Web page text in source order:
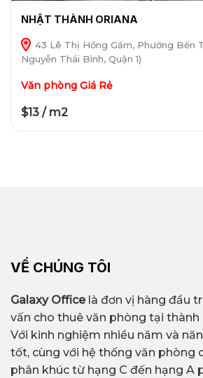
NHẬT THÀNH ORIANA
43 Lê Thị Hồng Gấm, Phường Bến
Nguyễn Thái Bình, Quận 1)
Văn phòng Giá Rẻ
$13 / m2
VỀ CHÚNG TÔI
Galaxy Officelà đơn vị hàng đầu
vấn cho thuê văn phòng tại thành
Với kinh nghiệm nhiều năm và
tốt, cùng với hệ thống văn phòng
phân khúc từ hạng C đến hạng A